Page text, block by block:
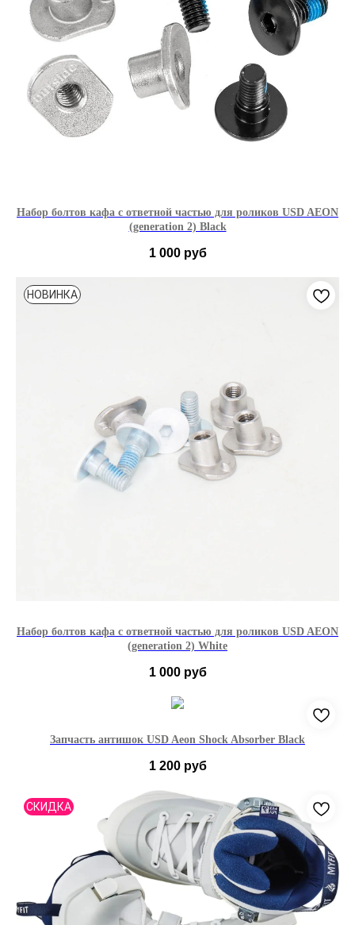
Набор болтов кафа с ответной частью для роликов USD AEON
(generation 2) Black
1 000 руб
НОВИНКА
Набор болтов кафа с ответной частью для роликов USD AEON
(generation 2) White
1 000 руб
Запчасть антишок USD Aeon Shock Absorber Black
1 200 руб
37-42 43-46
СКИДКА